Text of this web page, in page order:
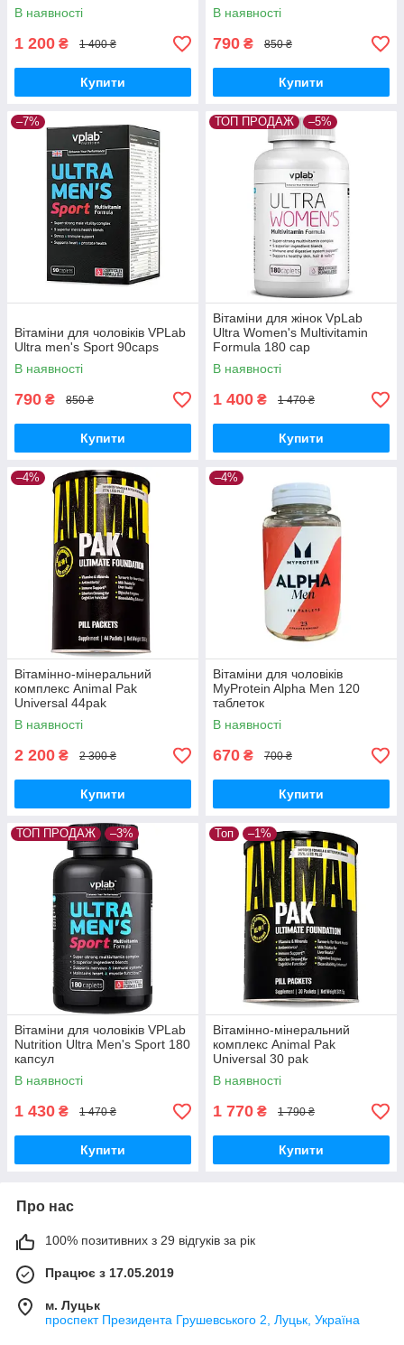
В наявності
1 200 ₴ 1 400 ₴
Купити
В наявності
790 ₴ 850 ₴
Купити
–7%
Вітаміни для чоловіків VPLab
Ultra men's Sport 90caps
В наявності
790 ₴ 850 ₴
Купити
ТОП ПРОДАЖ –5%
Вітаміни для жінок VpLab
Ultra Women's Multivitamin
Formula 180 cap
В наявності
1 400 ₴ 1 470 ₴
Купити
–4%
Вітамінно-мінеральний
комплекс Animal Pak
Universal 44pak
В наявності
2 200 ₴ 2 300 ₴
Купити
–4%
Вітаміни для чоловіків
MyProtein Alpha Men 120
таблеток
В наявності
670 ₴ 700 ₴
Купити
ТОП ПРОДАЖ –3%
Вітаміни для чоловіків VPLab
Nutrition Ultra Men's Sport 180
капсул
В наявності
1 430 ₴ 1 470 ₴
Купити
Топ –1%
Вітамінно-мінеральний
комплекс Animal Pak
Universal 30 pak
В наявності
1 770 ₴ 1 790 ₴
Купити
Про нас
100% позитивних з 29 відгуків за рік
Працює з 17.05.2019
м. Луцьк
проспект Президента Грушевського 2, Луцьк, Україна